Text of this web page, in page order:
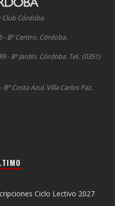
Club Córdoba
- Bº Centro, Córdoba.
- Bº Jardín, Córdoba. Tel.: (0351)
Bº Costa Azul, Villa Carlos Paz.
Ciclo Lectivo 2027